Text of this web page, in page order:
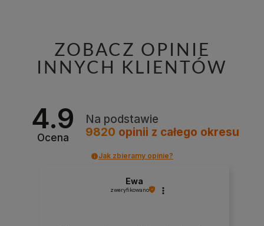
ZOBACZ OPINIE
INNYCH KLIENTÓW
4.9
Ocena
Na podstawie
9820 opinii z całego okresu
Jak zbieramy opinie?
Ewa
zweryfikowano